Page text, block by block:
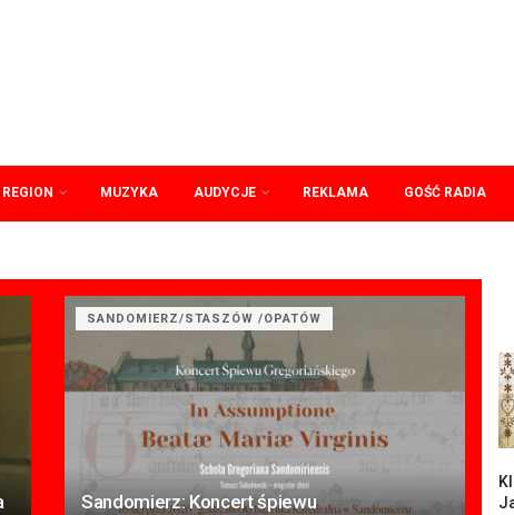
REGION MUZYKA AUDYCJE REKLAMA GOŚĆ RADIA
SANDOMIERZ/STASZÓW /OPATÓW
Sandomierz: Koncert śpiewu